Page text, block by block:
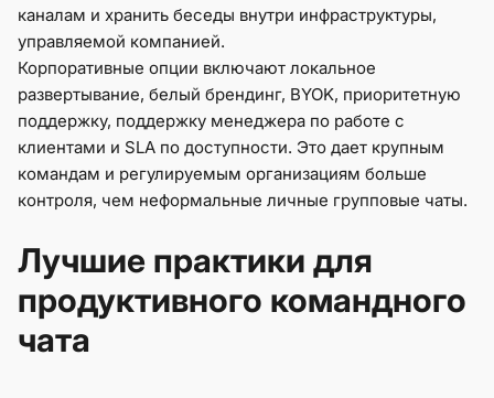
каналам и хранить беседы внутри инфраструктуры,
управляемой компанией.
Корпоративные опции включают локальное
развертывание, белый брендинг, BYOK, приоритетную
поддержку, поддержку менеджера по работе с
клиентами и SLA по доступности. Это дает крупным
командам и регулируемым организациям больше
контроля, чем неформальные личные групповые чаты.
Лучшие практики для
продуктивного командного
чата